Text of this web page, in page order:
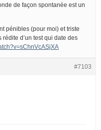
de façon spontanée est un
pénibles (pour moi) et triste
rédite d’un test qui date des
#7103